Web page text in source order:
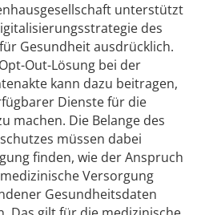
unterstützt
des
Gesundheit ausdrücklich.
Out-Lösung bei der
kann dazu beitragen,
Dienste für die
machen. Die Belange des
müssen dabei
finden, wie der Anspruch
Versorgung
Gesundheitsdaten